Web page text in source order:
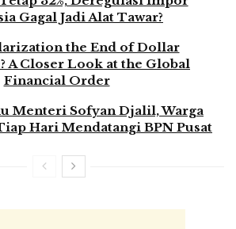
Gagal Jadi Alat Tawar?
the End of Dollar
A Closer Look at the Global
Financial Order
Menteri Sofyan Djalil, Warga
Hari Mendatangi BPN Pusat